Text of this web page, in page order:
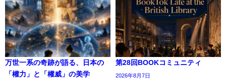
万世一系の奇跡が語る、日本の
「權力」と「權威」の美学
第28回BOOKコミュニティ
2026年8月7日